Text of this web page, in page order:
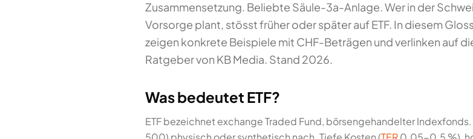
Zusammensetzung. Beliebte Säule-3a-Anlage. Wer in der
Vorsorge plant, stösst früher oder später auf ETF. In diesem
zeigen konkrete Beispiele mit CHF-Beträgen und verlinken auf
Ratgeber von KB Media. Stand 2026.
Was bedeutet ETF?
ETF bezeichnet exchange Traded Fund, börsengehandelter Indexfonds.